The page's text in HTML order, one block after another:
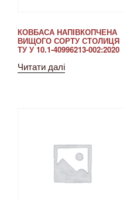
КОВБАСА НАПІВКОПЧЕНА
ВИЩОГО СОРТУ СТОЛИЦЯ
ТУ У 10.1-40996213-002:2020
Читати далі